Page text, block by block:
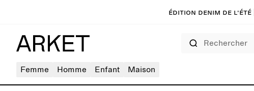
Édition denim de l'été |
Femme Homme Enfant Maison